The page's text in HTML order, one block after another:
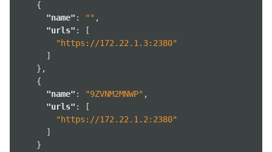
{
"name" : "" ,
"urls" :
[
"https://172.22.1.3:2380"
]
},
{
"name" : "9ZVNM2MNWP" ,
"urls" :
[
"https://172.22.1.2:2380"
]
}